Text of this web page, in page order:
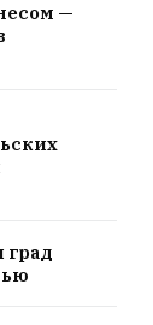
—
град